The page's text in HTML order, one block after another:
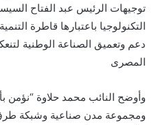
توجيهات الرئيس عبد الفتاح
التكنولوجيا باعتبارها قاطرة
دعم وتعميق الصناعة الوطنية
المصرى
وأوضح النائب محمد حلاوة “نؤمن
ومجموعة مدن صناعية وشبكة طرق